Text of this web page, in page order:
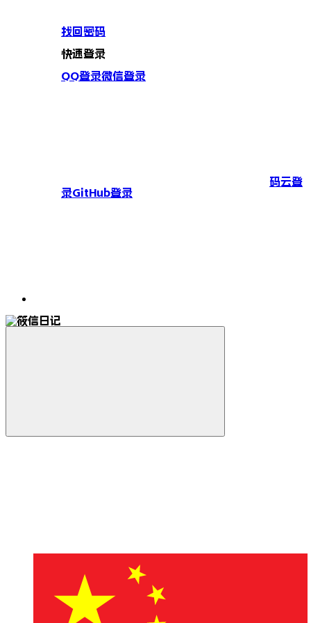
找回密码
快速登录
QQ登录微信登录
码云登
录GitHub登录